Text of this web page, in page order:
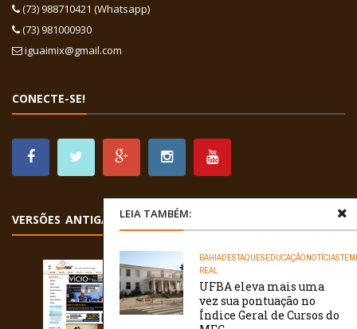
LEIA TAMBÉM:
BAHIADESTAQUESEDUCAÇÃONOTÍCIAS
REAL
UFBA eleva mais uma
vez sua pontuação no
Índice Geral de Cursos do
(73) 988710421 (Whatsapp)
(73) 981000930
iguaimix@gmail.com
CONECTE-SE!
VERSÕES ANTIGAS